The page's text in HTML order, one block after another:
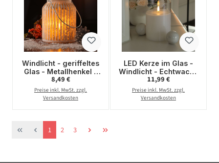
Windlicht - geriffeltes
Glas - Metallhenkel -
H: 14,5cm - weiß, gold
Regulärer Preis:
8,49 €
Preise inkl. MwSt. zzgl.
Versandkosten
LED Kerze im Glas -
Windlicht - Echtwachs
- flackernde 3D
Flamme - Timer - H:
15cm - D: 10cm
Regulärer Preis:
11,99 €
Preise inkl. MwSt. zzgl.
Versandkosten
Seite
1 Seite
2 Seite
3